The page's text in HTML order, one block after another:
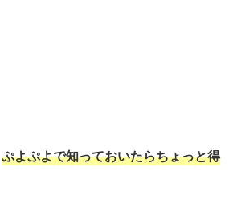
ぷよぷよで知っておいたらちょっと得